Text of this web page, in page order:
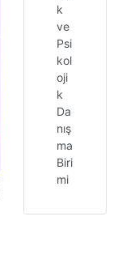
k
ve
Psi
kol
oji
k
Da
nış
ma
Biri
mi